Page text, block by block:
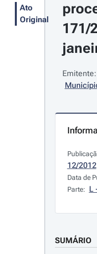
Ato
Original
171/
Emitente:
12/
Data de
Parte: L
SUMÁRIO